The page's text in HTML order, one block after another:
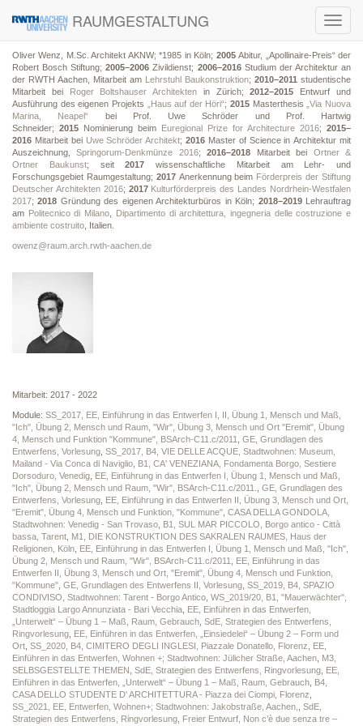
RAUMGESTALTUNG
Oliver Wenz, M.Sc. Architekt AKNW; *1985 in Köln; 2005Abitur, „Apollinaire-Preis“ der
Robert Bosch Stiftung;2005–2006 Zivildienst; 2006–2016Studium der Architektur an
der RWTH Aachen, Mitarbeit am Lehrstuhl Baukonstruktion; 2010–2011 studentische
Mitarbeit bei
Roger Boltshauser Architekten in Zürich;2012–2015 Entwurf und
Ausführung des eigenen Projekts
„Haus auf der Höri“;2015 Masterthesis
„Via Nuova
Marina, Neapel“ bei Prof. Uwe Schröder und Prof. Hartwig
Schneider; 2015 Nominierung beim Euregional Prize for Architecture 2016; 2015–
2016 Mitarbeit bei Uwe Schröder Architekt;2016 Master of Science in Architektur mit
Auszeichnung,Springorum-Denkmünze 2016;2016–2018 Mitarbeit bei Ortner &
Ortner Baukunst; seit2017 wissenschaftliche Mitarbeit am Lehr- und
Forschungsgebiet Raumgestaltung; 2017Anerkennung beim Förderpreis der Stiftung
Deutscher Architekten 2016; 2017 Kulturförderpreis des Landes Nordrhein-Westfalen
2017;2018 Gründung des eigenen Architekturbüros in Köln; 2018–2019Lehrauftrag
am Politecnico di Milano
Dipartimento di architettura, ingegneria delle costruzione e
ambiente costruito , Italien.
owenz@raum.arch.rwth-aachen.de
Mitarbeit: 2017 - 2022
Module: SS_2017, EE, Einführung in das Entwerfen I, II, Übung 1, Mensch und Maß,
"Ich", Übung 2, Mensch und Raum, "Wir", Übung 3, Mensch und Ort "Eremit", Übung
4, Mensch und Funktion "Kommune", BSArch-C11.c/2011
GE, Grundlagen des
Entwerfens, Vorlesung SS_2017, B4, VIE DELLE ACQUE, Stadtwohnen: Museum,
Mailand - Via Conca di Naviglio B1, CA' VENEZIANA, Fondamenta Borgo, Sestiere
Dorsoduro, Venedig EE, Einführung in das Entwerfen I, Übung 1, Mensch und Maß,
"Ich", Übung 2, Mensch und Raum, "Wir", BSArch-C11.c/2011.
GE, Grundlagen des
Entwerfens, Vorlesung EE, Einführung in das Entwerfen II, Übung 3, Mensch und Ort,
"Eremit", Übung 4, Mensch und Funktion, "Kommune" CASA DELLA GONDOLA,
Stadtwohnen: Venedig - San Trovaso B1, SUL MAR PICCOLO, Borgo antico - Città
bassa, Tarent M1, DIE KONSTRUKTION DES SAKRALEN RAUMES, Haus der
Religionen, Köln EE, Einführung in das Entwerfen I, Übung 1, Mensch und Maß, "Ich",
Übung 2, Mensch und Raum, "Wir", BSArch-C11.c/2011
EE, Einführung in das
Entwerfen II, Übung 3, Mensch und Ort, "Eremit", Übung 4, Mensch und Funktion,
"Kommune" GE, Grundlagen des Entwerfens II, Vorlesung SS_2019, B4, SPAZIO
CONDIVISO, Stadtwohnen: Tarent - Borgo Antico WS_2019/20, B1, "Mauerwächter",
Stadtloggia Largo Annunziata - Bari Vecchia EE, Einführen in das Entwerfen,
„Unterwelt“ – Übung 1 – Maß, Raum, Gebrauch SdE, Strategien des Entwerfens,
Ringvorlesung EE, Einführen in das Entwerfen, „Einsiedelei“ – Übung 2 – Form und
Ort SS_2020, B4, CIMITERO DEGLI INGLESI, Piazzale Donatello, Florenz
EE,
Einführen in das Entwerfen, Wohnen +; Stadtwohnen: Jülicher Straße, Aachen M3,
SELBSGESTELLTE THEMEN SdE, Strategien des Entwerfens, Ringvorlesung EE,
Einführen in das Entwerfen, „Unterwelt“ – Übung 1 – Maß, Raum, Gebrauch B4,
CASA DELLO STUDENTE D' ARCHITETTURA - Piazza dei Ciompi, Florenz
SS_2021, EE, Entwerfen, Wohnen+; Stadtwohnen: Jakobstraße, Aachen,
SdE,
Strategien des Entwerfens, Ringvorlesung Freier Entwurf, Non c’è due senza tre –